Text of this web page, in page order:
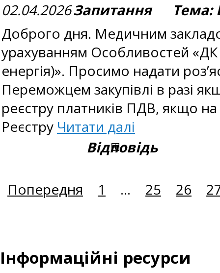
02.04.2026Запитання Тема:
Доброго дня. Медичним
урахуванням Особливостей «ДК
енергія)». Просимо надати
Переможцем закупівлі в разі
реєстру платників ПДВ, якщо
Реєстру Читати далі
Відповідь
Попередня 1 ... 25 26
Інформаційні ресурси